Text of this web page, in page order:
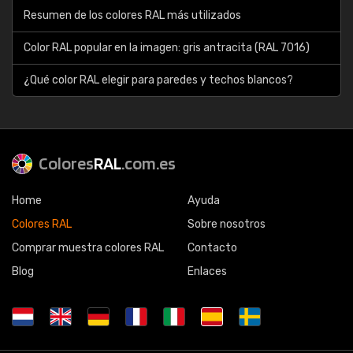
Resumen de los colores RAL más utilizados
Color RAL popular en la imagen: gris antracita (RAL 7016)
¿Qué color RAL elegir para paredes y techos blancos?
ColoresRAL.com.es
Home
Colores RAL
Comprar muestra colores RAL
Blog
Ayuda
Sobre nosotros
Contacto
Enlaces